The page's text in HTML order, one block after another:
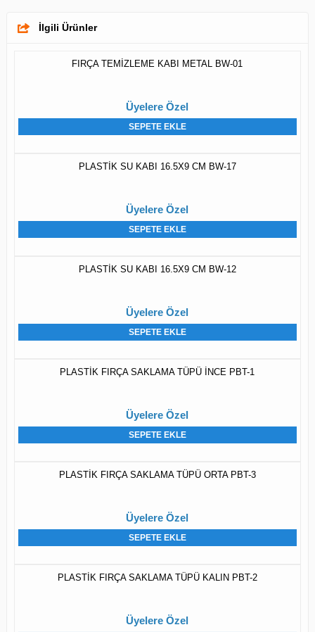
İlgili Ürünler
FIRÇA TEMİZLEME KABI METAL BW-01
Üyelere Özel
SEPETE EKLE
PLASTİK SU KABI 16.5X9 CM BW-17
Üyelere Özel
SEPETE EKLE
PLASTİK SU KABI 16.5X9 CM BW-12
Üyelere Özel
SEPETE EKLE
PLASTİK FIRÇA SAKLAMA TÜPÜ İNCE PBT-1
Üyelere Özel
SEPETE EKLE
PLASTİK FIRÇA SAKLAMA TÜPÜ ORTA PBT-3
Üyelere Özel
SEPETE EKLE
PLASTİK FIRÇA SAKLAMA TÜPÜ KALIN PBT-2
Üyelere Özel